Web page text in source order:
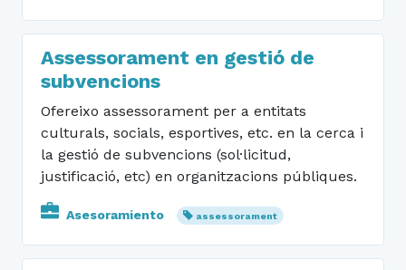
Assessorament en gestió de
subvencions
Ofereixo assessorament per a entitats
culturals, socials, esportives, etc. en la cerca i
la gestió de subvencions (sol·licitud,
justificació, etc) en organitzacions públiques.
Asesoramiento assessorament